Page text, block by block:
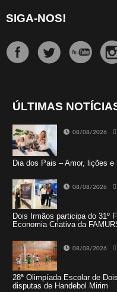
SIGA-NOS!
ÚLTIMAS
08/08/2026
Dia dos Pais – Amor, lições
08/08/2026
Dois Irmãos participa do 31º
Economia Criativa da
08/08/2026
28ª Olimpíada Escolar de
disputas de Handebol Mirim